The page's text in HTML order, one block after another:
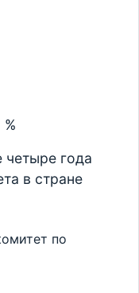
четыре года
в стране
по